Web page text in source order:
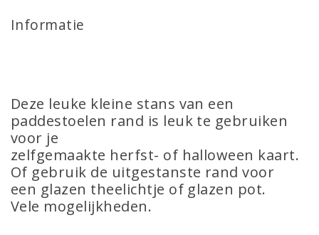
Informatie
Deze leuke kleine stans van een
paddestoelen rand is leuk te gebruiken
voor je
zelfgemaakte herfst- of halloween kaart.
Of gebruik de uitgestanste rand voor
een glazen theelichtje of glazen pot.
Vele mogelijkheden.